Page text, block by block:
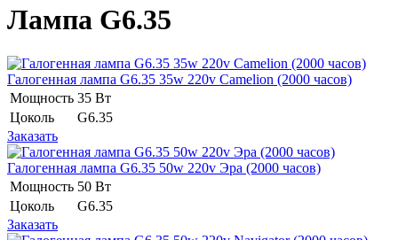
Лампа G6.35
Галогенная лампа G6.35 35w 220v Camelion (2000 часов)
Мощность 35 Вт
Цоколь
G6.35
Заказать
Галогенная лампа G6.35 50w 220v Эра (2000 часов)
Мощность 50 Вт
Цоколь
G6.35
Заказать